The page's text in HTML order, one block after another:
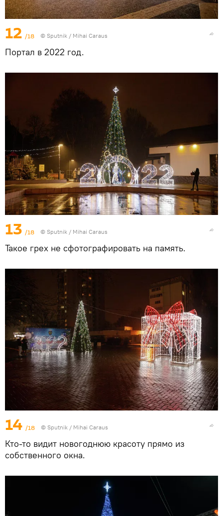
12 /18 © Sputnik / Mihai Caraus
Портал в 2022 год.
13 /18 © Sputnik / Mihai Caraus
Такое грех не сфотографировать на память.
14 /18 © Sputnik / Mihai Caraus
Кто-то видит новогоднюю красоту прямо из
собственного окна.